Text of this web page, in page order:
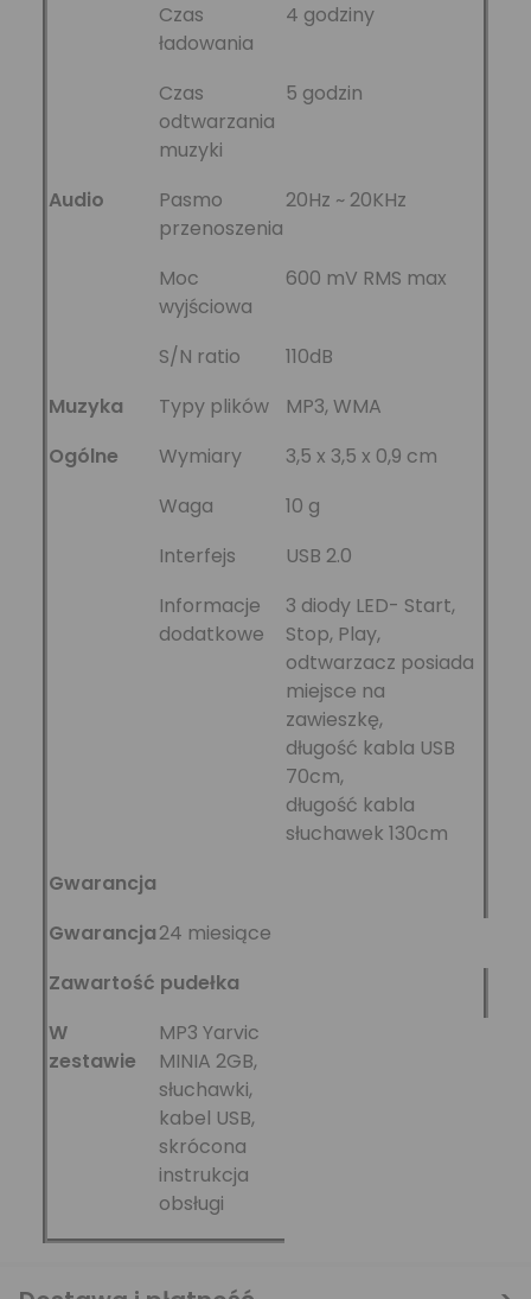
Czas
ładowania
4 godziny
Czas
odtwarzania
muzyki
5 godzin
Audio
Pasmo
przenoszenia
20Hz ~ 20KHz
Moc
wyjściowa
600 mV RMS max
S/N ratio
110dB
Muzyka
Typy plików
MP3, WMA
Ogólne
Wymiary
3,5 x 3,5 x 0,9 cm
Waga
10 g
Interfejs
USB 2.0
Informacje
dodatkowe
3 diody LED- Start,
Stop, Play,
odtwarzacz posiada
miejsce na
zawieszkę,
długość kabla USB
70cm,
długość kabla
słuchawek 130cm
Gwarancja
Gwarancja24 miesiące
Zawartość pudełka
W
zestawie
MP3 Yarvic
MINIA 2GB,
słuchawki,
kabel USB,
skrócona
instrukcja
obsługi